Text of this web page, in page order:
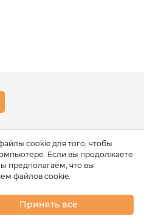
cookie для того, чтобы
Если вы продолжаете
предполагаем, что вы
файлов cookie.
Принять все